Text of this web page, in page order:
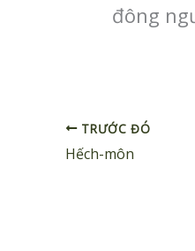
đông
TRƯỚC ĐÓ
Hếch-môn